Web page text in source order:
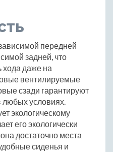
передней
задней, что
хода даже на
вентилируемые
сзади гарантируют
условиях.
экологическому
его экологически
достаточно места
сиденья и